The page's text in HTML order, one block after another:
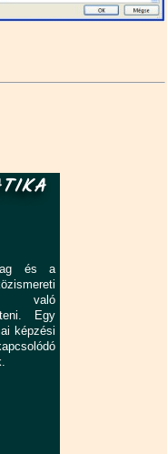
és a
való
Egy
képzési